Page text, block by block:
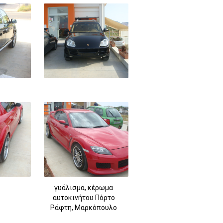
γυάλισμα, κέρωμα
αυτοκινήτου Πόρτο
Ράφτη, Μαρκόπουλο